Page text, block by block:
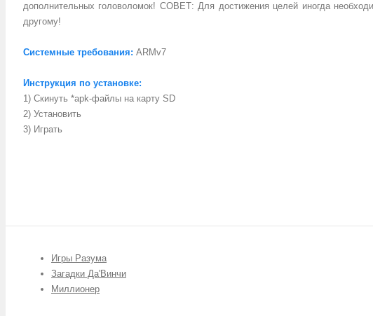
дополнительных головоломок! СОВЕТ: Для достижения целей иногда
другому!
Системные требования: ARMv7
Инструкция по установке:
1) Скинуть *apk-файлы на карту SD
2) Установить
3) Играть
Игры Разума
Загадки Да'Винчи
Миллионер